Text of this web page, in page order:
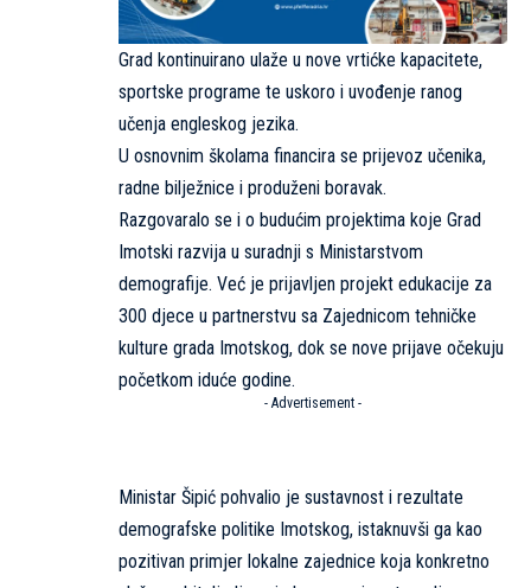
Grad kontinuirano ulaže u nove vrtićke kapacitete,
sportske programe te uskoro i uvođenje ranog
učenja engleskog jezika.
U osnovnim školama financira se prijevoz učenika,
radne bilježnice i produženi boravak.
Razgovaralo se i o budućim projektima koje Grad
Imotski razvija u suradnji s Ministarstvom
demografije. Već je prijavljen projekt edukacije za
300 djece u partnerstvu sa Zajednicom tehničke
kulture grada Imotskog, dok se nove prijave očekuju
početkom iduće godine.
- Advertisement -
Ministar Šipić pohvalio je sustavnost i rezultate
demografske politike Imotskog, istaknuvši ga kao
pozitivan primjer lokalne zajednice koja konkretno